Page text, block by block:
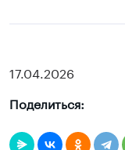
17.04.2026
Поделиться: